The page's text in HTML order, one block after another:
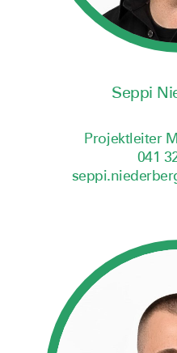
Seppi
Projektleiter
041